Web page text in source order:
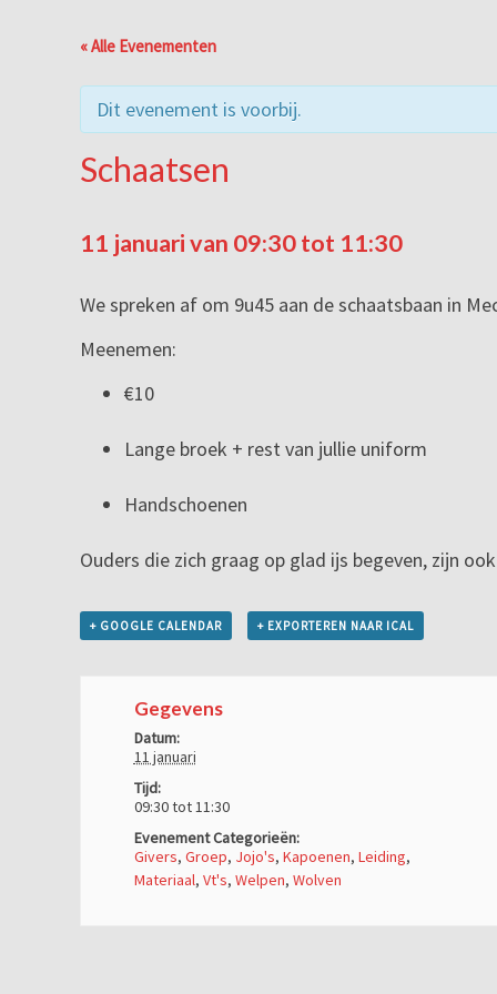
« Alle Evenementen
Dit evenement is voorbij.
Schaatsen
11 januari van 09:30tot 11:30
We spreken af om 9u45 aan de schaatsbaan in
Meenemen:
€10
Lange broek + rest van jullie uniform
Handschoenen
Ouders die zich graag op glad ijs begeven, zijn
+ GOOGLE CALENDAR + EXPORTEREN NAAR ICAL
Gegevens
Datum:
11 januari
Tijd:
09:30 tot 11:30
Evenement Categorieën:
Givers, Groep, Jojo's, Kapoenen, Leiding,
Materiaal, Vt's, Welpen, Wolven